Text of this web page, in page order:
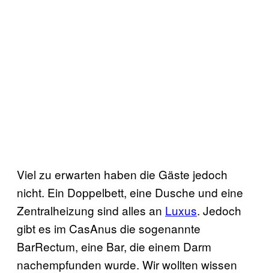
Viel zu erwarten haben die Gäste jedoch
nicht. Ein Doppelbett, eine Dusche und eine
Zentralheizung sind alles an Luxus. Jedoch
gibt es im CasAnus die sogenannte
BarRectum, eine Bar, die einem Darm
nachempfunden wurde. Wir wollten wissen